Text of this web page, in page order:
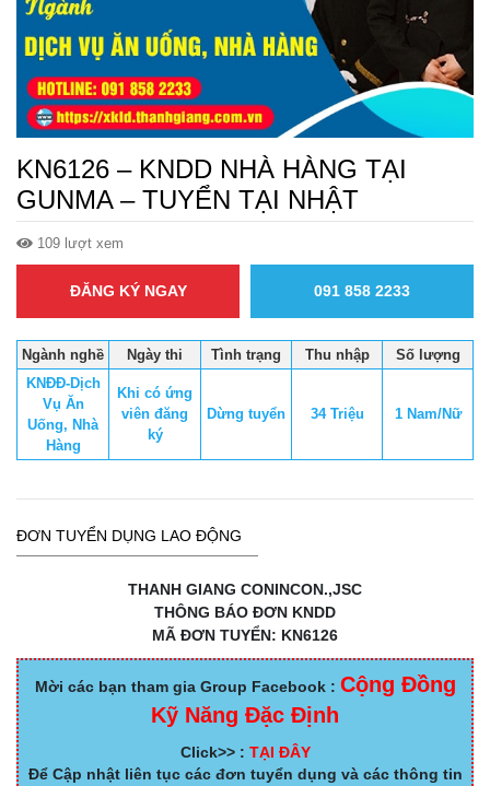
KN6126 – KNDD NHÀ HÀNG TẠI
GUNMA – TUYỂN TẠI NHẬT
109 lượt xem
ĐĂNG KÝ NGAY 091 858 2233
Ngành nghề Ngày thi Tình trạng Thu nhập
Số lượng
KNĐĐ-Dịch
Vụ Ăn
Uống, Nhà
Hàng
Khi có ứng
viên đăng
ký
Dừng tuyển 34 Triệu 1 Nam/Nữ
ĐƠN TUYỂN DỤNG LAO ĐỘNG
THANH GIANG CONINCON.,JSC
THÔNG BÁO ĐƠN KNDD
MÃ ĐƠN TUYỂN: KN6126
Mời các bạn tham gia Group Facebook : Cộng Đồng
Kỹ Năng Đặc Định
Click>> : TẠI ĐÂY
Để Cập nhật liên tục các đơn tuyển dụng và các thông tin